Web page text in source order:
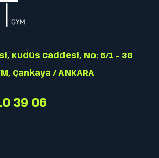
Kudüs Caddesi, No: 6/1 - 38
Çankaya / ANKARA
39 06